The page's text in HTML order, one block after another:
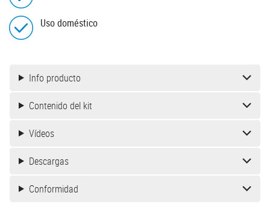
Uso doméstico
Info producto
Contenido del kit
Vídeos
Descargas
Conformidad